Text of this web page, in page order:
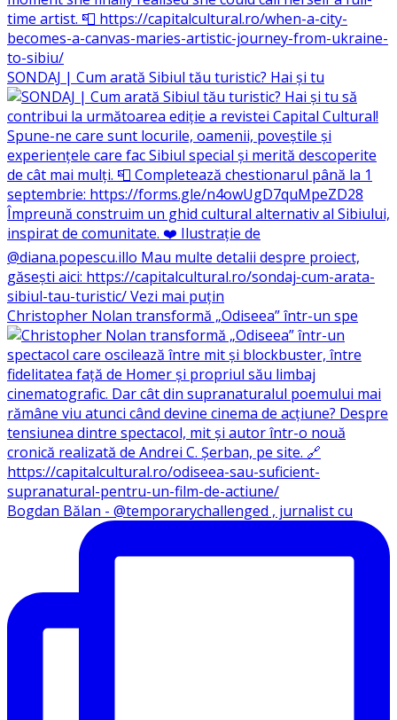
SONDAJ | Cum arată Sibiul tău turistic? Hai și tu
Christopher Nolan transformă „Odiseea” într-un spe
Bogdan Bălan - @temporarychallenged , jurnalist cu